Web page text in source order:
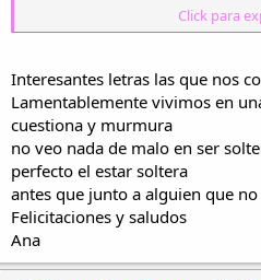
Solterona, le dicen,
Es toda una dama,
Si alguien, la "soltó",
seguramente de lejos...arrepentido
Click para
Interesantes letras las que nos
Lamentablemente vivimos en
cuestiona y murmura
no veo nada de malo en ser
perfecto el estar soltera
antes que junto a alguien que
Felicitaciones y saludos
Ana